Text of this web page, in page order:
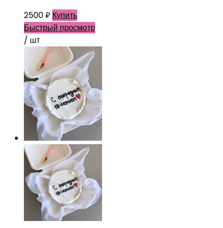
2500₽ Купить
Быстрый просмотр
/ шт